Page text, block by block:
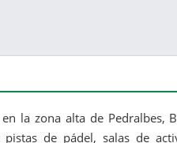
la zona alta de Pedralbes,
de pádel, salas de